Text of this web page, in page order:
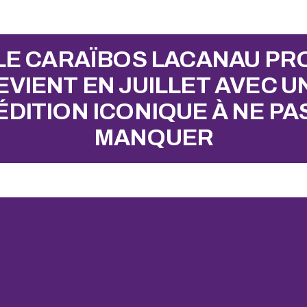
CARAÏBOS LACANAU
EN JUILLET AVEC
ICONIQUE À NE
MANQUER